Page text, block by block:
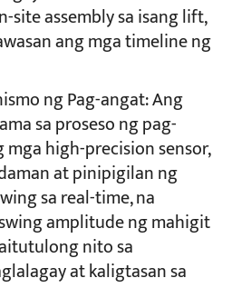
site assembly sa isang lift,
ang mga timeline ng
ng Pag-angat:​ Ang
sa proseso ng pag-
high-precision sensor,
at pinipigilan ng
sa real-time, na
amplitude ng mahigit
nito sa
at kaligtasan sa